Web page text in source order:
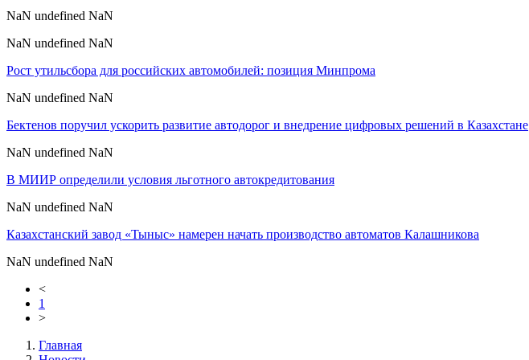
NaN undefined NaN
NaN undefined NaN
Рост утильсбора для российских автомобилей: позиция Минпрома
NaN undefined NaN
Бектенов поручил ускорить развитие автодорог и внедрение цифровых решений в Казахстане
NaN undefined NaN
В МИИР определили условия льготного автокредитования
NaN undefined NaN
Казахстанский завод «Тыныс» намерен начать производство автоматов Калашникова
NaN undefined NaN
<
1
>
Главная